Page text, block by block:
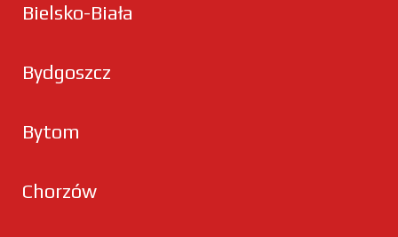
Bielsko-Biała
Bydgoszcz
Bytom
Chorzów